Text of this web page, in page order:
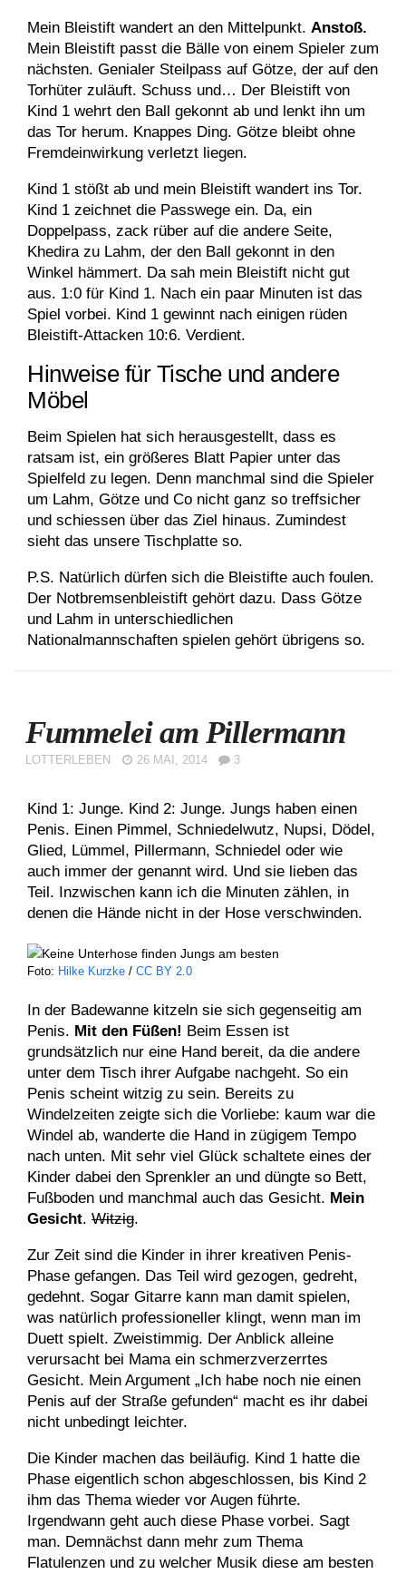
Mein Bleistift wandert an den Mittelpunkt. Anstoß.
Mein Bleistift passt die Bälle von einem Spieler zum
nächsten. Genialer Steilpass auf Götze, der auf den
Torhüter zuläuft. Schuss und… Der Bleistift von
Kind 1 wehrt den Ball gekonnt ab und lenkt ihn um
das Tor herum. Knappes Ding. Götze bleibt ohne
Fremdeinwirkung verletzt liegen.
Kind 1 stößt ab und mein Bleistift wandert ins Tor.
Kind 1 zeichnet die Passwege ein. Da, ein
Doppelpass, zack rüber auf die andere Seite,
Khedira zu Lahm, der den Ball gekonnt in den
Winkel hämmert. Da sah mein Bleistift nicht gut
aus. 1:0 für Kind 1. Nach ein paar Minuten ist das
Spiel vorbei. Kind 1 gewinnt nach einigen rüden
Bleistift-Attacken 10:6. Verdient.
Hinweise für Tische und andere
Möbel
Beim Spielen hat sich herausgestellt, dass es
ratsam ist, ein größeres Blatt Papier unter das
Spielfeld zu legen. Denn manchmal sind die Spieler
um Lahm, Götze und Co nicht ganz so treffsicher
und schiessen über das Ziel hinaus. Zumindest
sieht das unsere Tischplatte so.
P.S. Natürlich dürfen sich die Bleistifte auch foulen.
Der Notbremsenbleistift gehört dazu. Dass Götze
und Lahm in unterschiedlichen
Nationalmannschaften spielen gehört übrigens so.
Fummelei am Pillermann
LOTTERLEBEN 26 MAI, 2014 3
Kind 1: Junge. Kind 2: Junge. Jungs haben einen
Penis. Einen Pimmel, Schniedelwutz, Nupsi, Dödel,
Glied, Lümmel, Pillermann, Schniedel oder wie
auch immer der genannt wird. Und sie lieben das
Teil. Inzwischen kann ich die Minuten zählen, in
denen die Hände nicht in der Hose verschwinden.
Foto: Hilke Kurzke / CC BY 2.0
In der Badewanne kitzeln sie sich gegenseitig am
Penis. Mit den Füßen! Beim Essen ist
grundsätzlich nur eine Hand bereit, da die andere
unter dem Tisch ihrer Aufgabe nachgeht. So ein
Penis scheint witzig zu sein. Bereits zu
Windelzeiten zeigte sich die Vorliebe: kaum war die
Windel ab, wanderte die Hand in zügigem Tempo
nach unten. Mit sehr viel Glück schaltete eines der
Kinder dabei den Sprenkler an und düngte so Bett,
Fußboden und manchmal auch das Gesicht. Mein
Gesicht. Witzig.
Zur Zeit sind die Kinder in ihrer kreativen Penis-
Phase gefangen. Das Teil wird gezogen, gedreht,
gedehnt. Sogar Gitarre kann man damit spielen,
was natürlich professioneller klingt, wenn man im
Duett spielt. Zweistimmig. Der Anblick alleine
verursacht bei Mama ein schmerzverzerrtes
Gesicht. Mein Argument „Ich habe noch nie einen
Penis auf der Straße gefunden“ macht es ihr dabei
nicht unbedingt leichter.
Die Kinder machen das beiläufig. Kind 1 hatte die
Phase eigentlich schon abgeschlossen, bis Kind 2
ihm das Thema wieder vor Augen führte.
Irgendwann geht auch diese Phase vorbei. Sagt
man. Demnächst dann mehr zum Thema
Flatulenzen und zu welcher Musik diese am besten